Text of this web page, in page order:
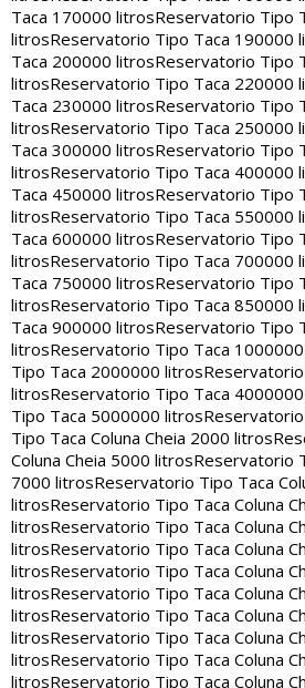
Taca 170000 litrosReservatorio Tipo
litrosReservatorio Tipo Taca 190000
Taca 200000 litrosReservatorio Tipo
litrosReservatorio Tipo Taca 220000
Taca 230000 litrosReservatorio Tipo
litrosReservatorio Tipo Taca 250000
Taca 300000 litrosReservatorio Tipo
litrosReservatorio Tipo Taca 400000
Taca 450000 litrosReservatorio Tipo
litrosReservatorio Tipo Taca 550000
Taca 600000 litrosReservatorio Tipo
litrosReservatorio Tipo Taca 700000
Taca 750000 litrosReservatorio Tipo
litrosReservatorio Tipo Taca 850000
Taca 900000 litrosReservatorio Tipo
litrosReservatorio Tipo Taca
Tipo Taca 2000000 litros
litrosReservatorio Tipo Taca
Tipo Taca 5000000 litros
Tipo Taca Coluna Cheia 2000 litros
Coluna Cheia 5000 litrosReservatorio
7000 litrosReservatorio Tipo Taca
litrosReservatorio Tipo Taca Coluna
litrosReservatorio Tipo Taca Coluna
litrosReservatorio Tipo Taca Coluna
litrosReservatorio Tipo Taca Coluna
litrosReservatorio Tipo Taca Coluna
litrosReservatorio Tipo Taca Coluna
litrosReservatorio Tipo Taca Coluna
litrosReservatorio Tipo Taca Coluna
litrosReservatorio Tipo Taca Coluna